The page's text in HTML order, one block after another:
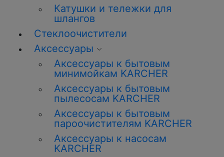
Катушки и тележки для
шлангов
Стеклоочистители
Аксессуары
Аксессуары к бытовым
минимойкам KARCHER
Аксессуары к бытовым
пылесосам KARCHER
Аксессуары к бытовым
пароочистителям KARCHER
Аксессуары к насосам
KARCHER